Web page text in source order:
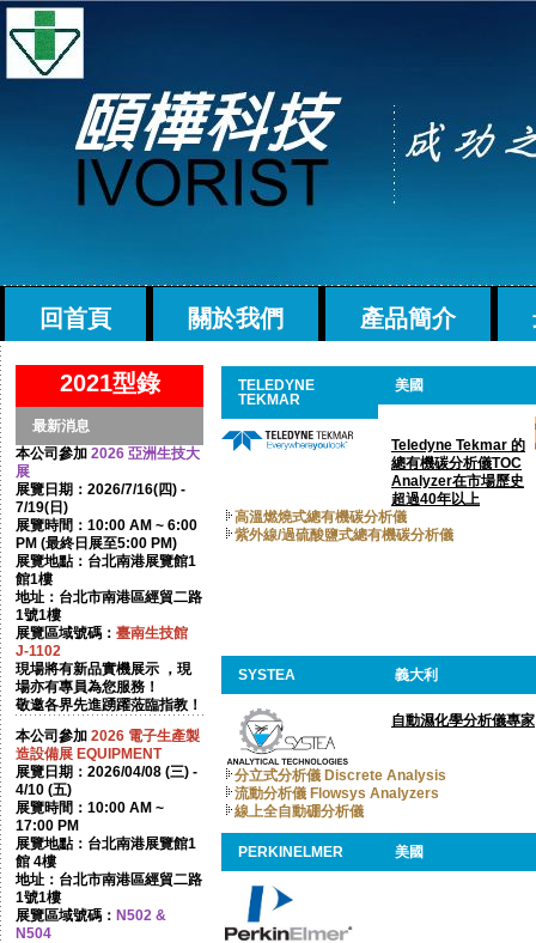
回首頁 關於我們 產品簡介
2021型錄
最新消息
本公司參加 2026 亞洲生技大
展
展覽日期：2026/7/16(四) -
7/19(日)
展覽時間：10:00 AM ~ 6:00
PM (最終日展至5:00 PM)
展覽地點：台北南港展覽館1
館1樓
地址：台北市南港區經貿二路
1號1樓
展覽區域號碼： 臺南生技館
J-1102
現場將有新品實機展示 ，現
場亦有專員為您服務！
敬邀各界先進踴躍蒞臨指教！
本公司參加 2026 電子生產製
造設備展 EQUIPMENT
展覽日期：2026/04/08 (三) -
4/10 (五)
展覽時間：10:00 AM ~
17:00 PM
展覽地點：台北南港展覽館1
館 4樓
地址：台北市南港區經貿二路
1號1樓
展覽區域號碼： N502 &
N504
TELEDYNE
TEKMAR
美國
Teledyne Tekmar 的
總有機碳分析儀TOC
Analyzer在市場歷史
超過40年以上
高溫燃燒式總有機碳分析儀
紫外線/過硫酸鹽式總有機碳分析儀
SYSTEA 義大利
自動濕化學分析儀專家
分立式分析儀 Discrete Analysis
流動分析儀 Flowsys Analyzers
線上全自動硼分析儀
PERKINELMER 美國